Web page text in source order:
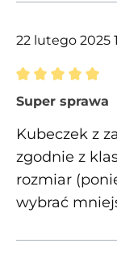
22 lutego 2025
Recenzja z
Super sprawa
Kubeczek z
zgodnie z
rozmiar
wybrać